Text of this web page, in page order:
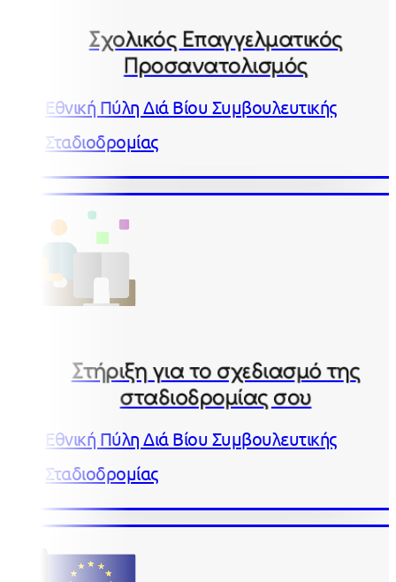
Σχολικός Επαγγελματικός
Προσανατολισμός
Εθνική Πύλη Διά Βίου Συμβουλευτικής
Σταδιοδρομίας
Στήριξη για το σχεδιασμό της
σταδιοδρομίας σου
Εθνική Πύλη Διά Βίου Συμβουλευτικής
Σταδιοδρομίας